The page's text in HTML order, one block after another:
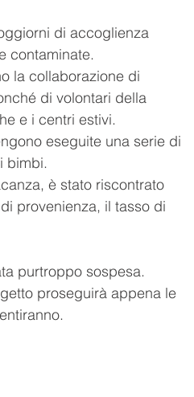
di accoglienza
contaminate.
la collaborazione di
di volontari della
e i centri estivi.
eseguite una serie di
bimbi.
è stato riscontrato
provenienza, il tasso di
purtroppo sospesa.
proseguirà appena le